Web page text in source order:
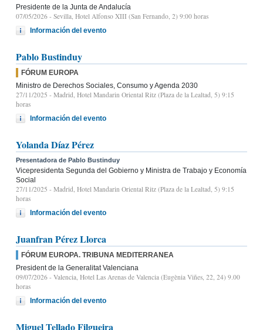
Presidente de la Junta de Andalucía
07/05/2026 - Sevilla, Hotel Alfonso XIII (San Fernando, 2) 9:00 horas
Información del evento
Pablo Bustinduy
FÓRUM EUROPA
Ministro de Derechos Sociales, Consumo y Agenda 2030
27/11/2025 - Madrid, Hotel Mandarin Oriental Ritz (Plaza de la Lealtad, 5) 9:15
horas
Información del evento
Yolanda Díaz Pérez
Presentadora de Pablo Bustinduy
Vicepresidenta Segunda del Gobierno y Ministra de Trabajo y Economía
Social
27/11/2025 - Madrid, Hotel Mandarin Oriental Ritz (Plaza de la Lealtad, 5) 9:15
horas
Información del evento
Juanfran Pérez Llorca
FÓRUM EUROPA. TRIBUNA MEDITERRANEA
President de la Generalitat Valenciana
09/07/2026 - Valencia, Hotel Las Arenas de Valencia (Eugènia Viñes, 22, 24) 9.00
horas
Información del evento
Miguel Tellado Filgueira